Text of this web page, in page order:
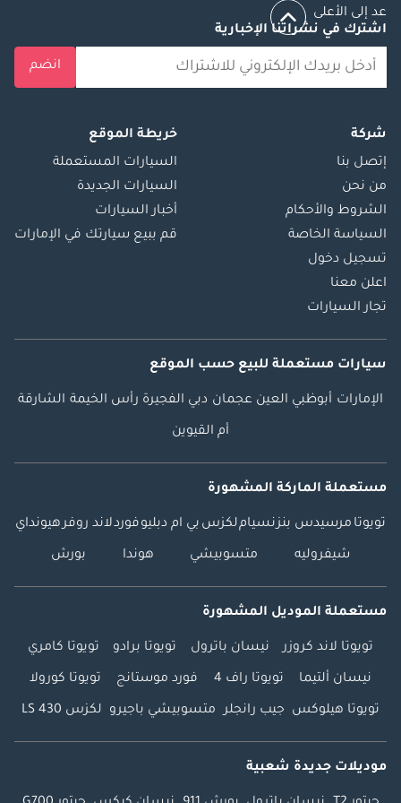
عد إلى الأعلى
اشترك في نشراتنا الإخبارية
انضم
شركة
إتصل بنا
من نحن
الشروط والأحكام
السياسة الخاصة
تسجيل دخول
اعلن معنا
تجار السيارات
خريطة الموقع
السيارات المستعملة
السيارات الجديدة
أخبار السيارات
قم ببيع سيارتك في الإمارات
سيارات مستعملة للبيع حسب الموقع
الإمارات أبوظبي العين عجمان دبي الفجيرة رأس الخيمة الشارقة
أم القيوين
مستعملة الماركة المشهورة
تويوتا مرسيدس بنزنسياملكزس بي ام دبليوفوردلاند روفرهيونداي
شيفروليه متسوبيشي هوندا بورش
مستعملة الموديل المشهورة
تويوتا لاند كروزر نيسان باترول تويوتا برادو تويوتا كامري
نيسان ألتيما تويوتا راف 4 فورد موستانج تويوتا كورولا
تويوتا هيلوكس جيب رانجلر متسوبيشي باجيرو لكزس LS 430
موديلات جديدة شعبية